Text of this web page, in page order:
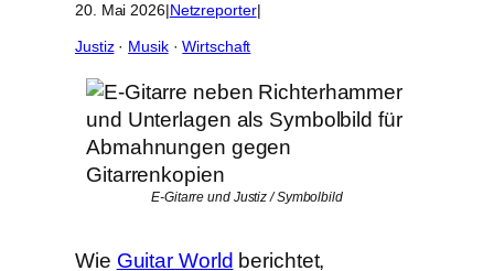
20. Mai 2026|Netzreporter|
Justiz · Musik · Wirtschaft
E-Gitarre und Justiz / Symbolbild
Wie Guitar World berichtet,